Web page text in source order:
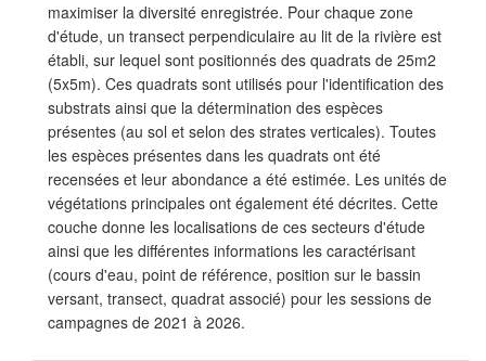
maximiser la diversité enregistrée. Pour chaque zone
d'étude, un transect perpendiculaire au lit de la rivière est
établi, sur lequel sont positionnés des quadrats de 25m2
(5x5m). Ces quadrats sont utilisés pour l'identification des
substrats ainsi que la détermination des espèces
présentes (au sol et selon des strates verticales). Toutes
les espèces présentes dans les quadrats ont été
recensées et leur abondance a été estimée. Les unités de
végétations principales ont également été décrites. Cette
couche donne les localisations de ces secteurs d'étude
ainsi que les différentes informations les caractérisant
(cours d'eau, point de référence, position sur le bassin
versant, transect, quadrat associé) pour les sessions de
campagnes de 2021 à 2026.